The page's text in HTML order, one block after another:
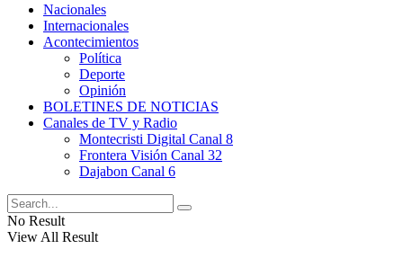
Nacionales
Internacionales
Acontecimientos
Política
Deporte
Opinión
BOLETINES DE NOTICIAS
Canales de TV y Radio
Montecristi Digital Canal 8
Frontera Visión Canal 32
Dajabon Canal 6
No Result
View All Result